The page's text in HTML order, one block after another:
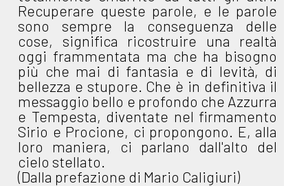
Recuperare queste parole, e le parole
sono sempre la conseguenza delle
cose, significa ricostruire una realtà
oggi frammentata ma che ha bisogno
più che mai di fantasia e di levità, di
bellezza e stupore. Che è in definitiva il
messaggio bello e profondo che Azzurra
e Tempesta, diventate nel firmamento
Sirio e Procione, ci propongono. E, alla
loro maniera, ci parlano dall'alto del
cielo stellato.
(Dalla prefazione di Mario Caligiuri)